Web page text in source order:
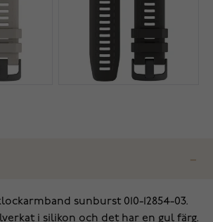
sunburst 010-12854-03‌.
i silikon och det har en gul färg.